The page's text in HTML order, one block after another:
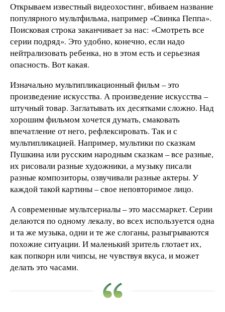
Открываем известный видеохостинг, вбиваем название
популярного мультфильма, например «Свинка Пеппа».
Поисковая строка заканчивает за нас: «Смотреть все
серии подряд». Это удобно, конечно, если надо
нейтрализовать ребенка, но в этом есть и серьезная
опасность. Вот какая.
Изначально мультипликационный фильм – это
произведение искусства. А произведение искусства –
штучный товар. Заглатывать их десятками сложно. Над
хорошим фильмом хочется думать, смаковать
впечатление от него, рефлексировать. Так и с
мультипликацией. Например, мультики по сказкам
Пушкина или русским народным сказкам – все разные,
их рисовали разные художники, а музыку писали
разные композиторы, озвучивали разные актеры. У
каждой такой картины – свое неповторимое лицо.
А современные мультсериалы – это массмаркет. Серии
делаются по одному лекалу, во всех используется одна
и та же музыка, одни и те же слоганы, разыгрываются
похожие ситуации. И маленький зритель глотает их,
как попкорн или чипсы, не чувствуя вкуса, и может
делать это часами.